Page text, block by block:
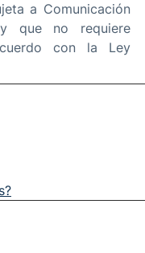
a Comunicación
que no requiere
con la Ley